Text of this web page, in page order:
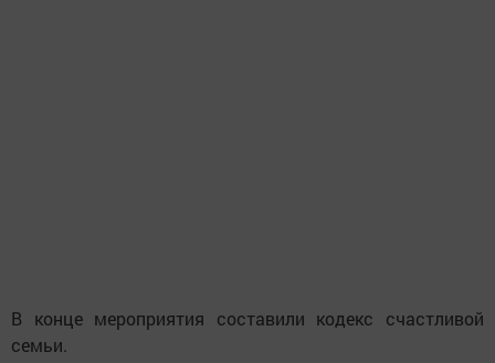
В конце мероприятия составили кодекс счастливой
семьи.